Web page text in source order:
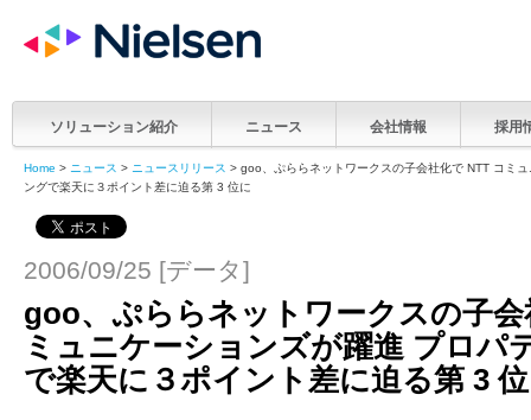
ソリューション紹介 ニュース 会社情報 採用
Home > ニュース > ニュースリリース > goo、ぷららネットワークスの子会社化で NTT コミ
ングで楽天に３ポイント差に迫る第 3 位に
2006/09/25 [データ]
goo、ぷららネットワークスの子
ミュニケーションズが躍進 プロパ
で楽天に３ポイント差に迫る第 3